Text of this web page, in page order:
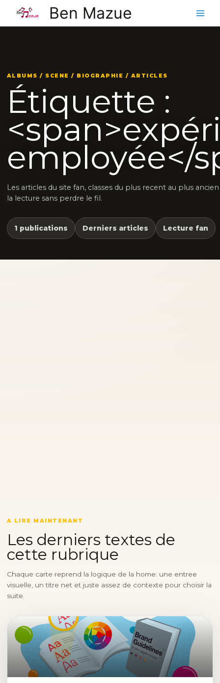
contenu
Ben Mazue
ALBUMS / SCENE / BIOGRAPHIE / ARTICLES
Étiquette :
employée</
Les articles du site fan, classes du plus recent au plus
la lecture sans perdre le fil.
1 publications Derniers articles Lecture fan
A LIRE MAINTENANT
Les derniers textes de
cette rubrique
Chaque carte reprend la logique de la home: une entree
visuelle, un titre net et juste assez de contexte pour choisir la
suite.